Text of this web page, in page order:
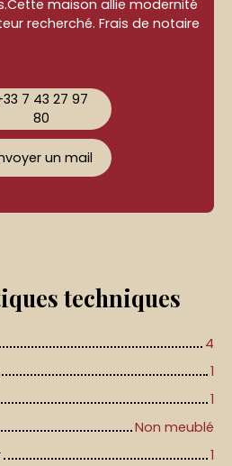
maison allie modernité
recherché. Frais de notaire
7 43 27 97
80
un mail
techniques
4
1
1
Non meublé
1